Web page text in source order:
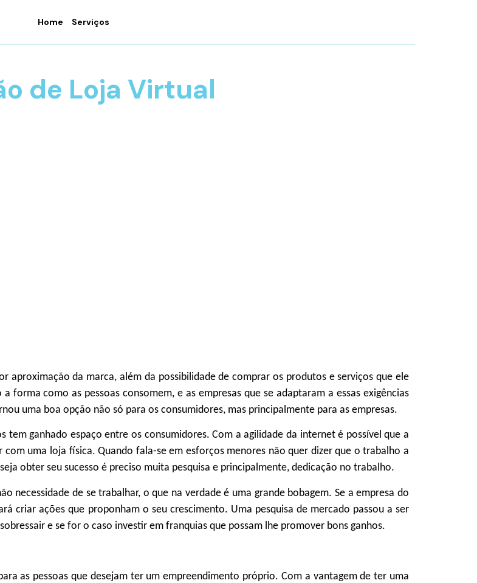
Home Serviços
de Loja Virtual
aproximação da marca, além da possibilidade de comprar os produtos e serviços que ele
forma como as pessoas consomem, e as empresas que se adaptaram a essas exigências
uma boa opção não só para os consumidores, mas principalmente para as empresas.
tem ganhado espaço entre os consumidores. Com a agilidade da internet é possível que a
uma loja física. Quando fala-se em esforços menores não quer dizer que o trabalho a
obter seu sucesso é preciso muita pesquisa e principalmente, dedicação no trabalho.
necessidade de se trabalhar, o que na verdade é uma grande bobagem. Se a empresa do
criar ações que proponham o seu crescimento. Uma pesquisa de mercado passou a ser
e se for o caso investir em franquias que possam lhe promover bons ganhos.
as pessoas que desejam ter um empreendimento próprio. Com a vantagem de ter uma